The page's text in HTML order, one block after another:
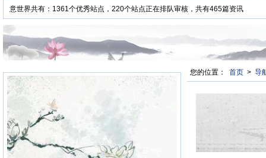
意世界共有：1361个优秀站点，220个站点正在排队审核，共有465篇资讯
您的位置： 首页 > 导